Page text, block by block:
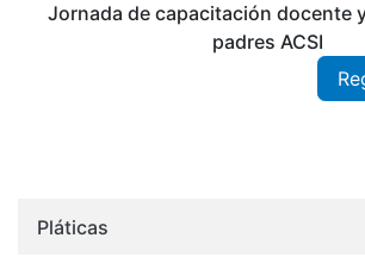
Jornada de capacitación docente
padres ACSI
Pláticas